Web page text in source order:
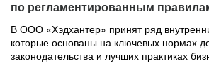
по регламентированным
В ООО «Хэдхантер» принят ряд
которые основаны на ключевых нормах
законодательства и лучших практиках